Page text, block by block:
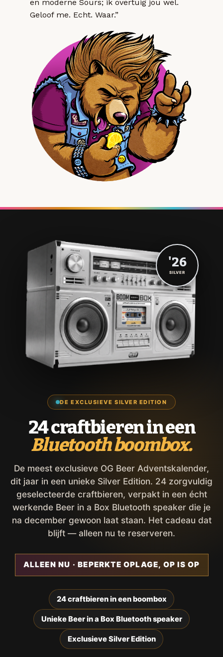
en moderne Sours; ik overtuig jou wel.
Geloof me. Echt. Waar.”
DE EXCLUSIEVE SILVER EDITION
24 craftbieren in een
Bluetooth boombox.
De meest exclusieve OG Beer Adventskalender,
dit jaar in een unieke Silver Edition. 24 zorgvuldig
geselecteerde craftbieren, verpakt in een écht
werkende Beer in a Box Bluetooth speaker die je
na december gewoon laat staan. Het cadeau dat
blijft — alleen nu te reserveren.
ALLEEN NU · BEPERKTE OPLAGE, OP IS OP
24 craftbieren in een boombox
Unieke Beer in a Box Bluetooth speaker
Exclusieve Silver Edition
'26
SILVER